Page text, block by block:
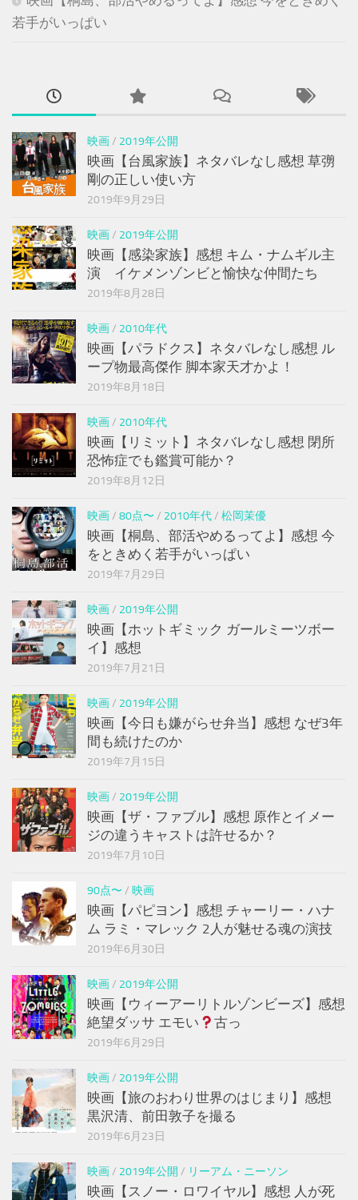
若手がいっぱい
映画/ 2019年公開
映画【台風家族】ネタバレなし感想 草彅
剛の正しい使い方
2019年9月29日
映画/ 2019年公開
映画【感染家族】感想 キム・ナムギル主
演 イケメンゾンビと愉快な仲間たち
2019年8月28日
映画/ 2010年代
映画【パラドクス】ネタバレなし感想 ル
ープ物最高傑作 脚本家天才かよ！
2019年8月18日
映画/ 2010年代
映画【リミット】ネタバレなし感想 閉所
恐怖症でも鑑賞可能か？
2019年8月12日
映画/ 80点〜 / 2010年代/ 松岡茉優
映画【桐島、部活やめるってよ】感想 今
をときめく若手がいっぱい
2019年7月29日
映画/ 2019年公開
映画【ホットギミック ガールミーツボー
イ】感想
2019年7月21日
映画/ 2019年公開
映画【今日も嫌がらせ弁当】感想 なぜ3年
間も続けたのか
2019年7月15日
映画/ 2019年公開
映画【ザ・ファブル】感想 原作とイメー
ジの違うキャストは許せるか？
2019年7月10日
90点〜 / 映画
映画【パピヨン】感想 チャーリー・ハナ
ム ラミ・マレック 2人が魅せる魂の演技
2019年6月30日
映画/ 2019年公開
映画【ウィーアーリトルゾンビーズ】感想
絶望ダッサ エモい
古っ
2019年6月29日
映画/ 2019年公開
映画【旅のおわり世界のはじまり】感想
黒沢清、前田敦子を撮る
2019年6月23日
映画/ 2019年公開 / リーアム・ニーソン
映画【スノー・ロワイヤル】感想 人が死